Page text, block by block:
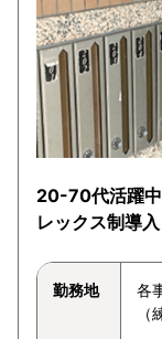
20-70代活躍
レックス制導入
勤務地
各